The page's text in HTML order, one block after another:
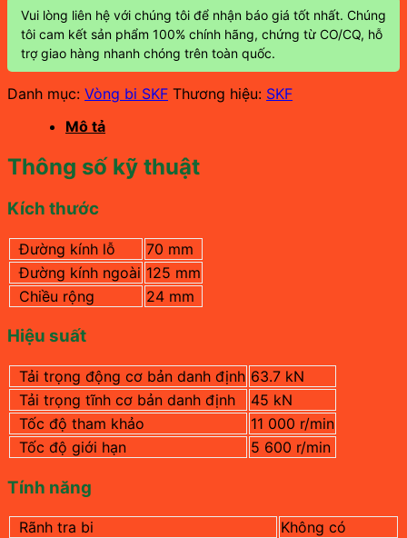
Vui lòng liên hệ với chúng tôi để nhận báo giá tốt nhất. Chúng
tôi cam kết sản phẩm 100% chính hãng, chứng từ CO/CQ, hỗ
trợ giao hàng nhanh chóng trên toàn quốc.
Danh mục: Vòng bi SKF Thương hiệu: SKF
Mô tả
Thông số kỹ thuật
Kích thước
Đường kính lỗ
70 mm
Đường kính ngoài 125 mm
Chiều rộng
24 mm
Hiệu suất
Tải trọng động cơ bản danh định 63.7 kN
Tải trọng tĩnh cơ bản danh định
45 kN
Tốc độ tham khảo
11 000 r/min
Tốc độ giới hạn
5 600 r/min
Tính năng
Rãnh tra bi
Không có